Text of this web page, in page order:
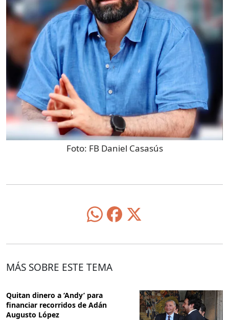
Foto: FB Daniel Casasús
MÁS SOBRE ESTE TEMA
Quitan dinero a ‘Andy’ para
financiar recorridos de Adán
Augusto López